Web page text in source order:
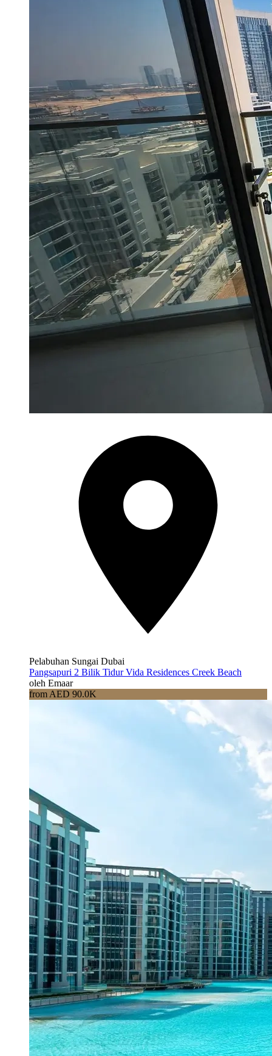
Pelabuhan Sungai Dubai
Pangsapuri 2 Bilik Tidur Vida Residences Creek Beach
oleh Emaar
from AED 90.0K